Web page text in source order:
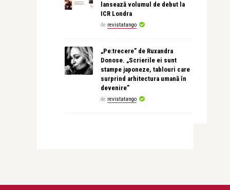
lansează volumul de debut la
ICR Londra
de revistatango
„Pe:trecere” de Ruxandra
Donose. „Scrierile ei sunt
stampe japoneze, tablouri care
surprind arhitectura umană în
devenire”
de revistatango